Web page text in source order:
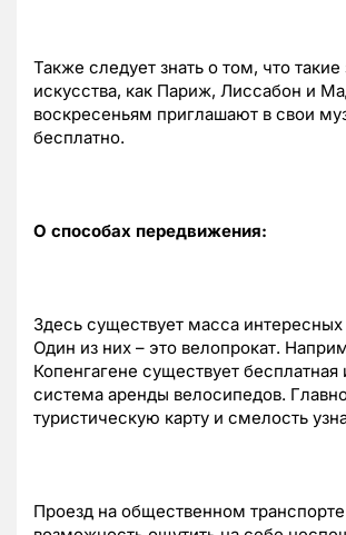
Также следует знать о том, что такие
искусства, как Париж, Лиссабон и
воскресеньям приглашают в свои
бесплатно.
О способах передвижения:
Здесь существует масса интересных
Один из них – это велопрокат.
Копенгагене существует бесплатная
система аренды велосипедов.
туристическую карту и смелость
Проезд на общественном